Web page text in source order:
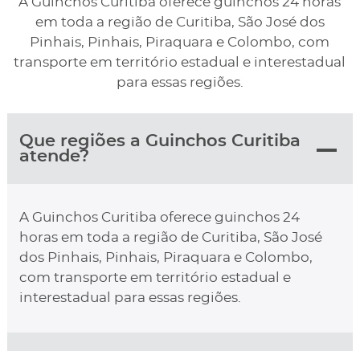
em toda a região de Curitiba, São José dos
Pinhais, Pinhais, Piraquara e Colombo, com
transporte em território estadual e interestadual
para essas regiões.
Que regiões a Guinchos Curitiba
atende?
A Guinchos Curitiba oferece guinchos 24
horas em toda a região de Curitiba, São José
dos Pinhais, Pinhais, Piraquara e Colombo,
com transporte em território estadual e
interestadual para essas regiões.